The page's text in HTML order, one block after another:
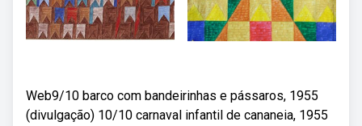
Web9/10 barco com bandeirinhas e pássaros, 1955
(divulgação) 10/10 carnaval infantil de cananeia, 1955